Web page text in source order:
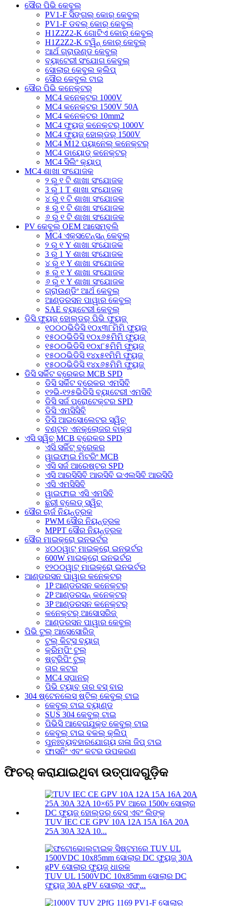
ସୌର ପିଭି କେବୁଲ୍
PV1-F ସିଙ୍ଗଲ୍ କୋର୍ କେବୁଲ୍
PV1-F ଡବଲ୍ କୋର୍ କେବୁଲ୍
H1Z2Z2-K ଗୋଟିଏ କୋର୍ କେବୁଲ୍
H1Z2Z2-K ଟ୍ୱିନ୍ କୋର୍ କେବୁଲ୍
ଆର୍ଥ ଗ୍ରାଉଣ୍ଡ କେବୁଲ୍
ବ୍ୟାଟେରୀ ସଂଯୋଗ କେବୁଲ୍
ସୋଲାର କେବୁଲ କ୍ଲିପ୍
ସୌର କେବୁଲ ଟାଇ
ସୌର ପିଭି କନେକ୍ଟର୍
MC4 କନେକ୍ଟର 1000V
MC4 କନେକ୍ଟର 1500V 50A
MC4 କନେକ୍ଟର 10mm2
MC4 ଫ୍ୟୁଜ୍ କନେକ୍ଟର୍ 1000V
MC4 ଫ୍ୟୁଜ୍ ହୋଲ୍ଡର୍ 1500V
MC4 M12 ପ୍ୟାନେଲ୍ କନେକ୍ଟର୍
MC4 ଡାୟୋଡ୍ କନେକ୍ଟର୍
MC4 ସିଲିଂ କ୍ୟାପ୍
MC4 ଶାଖା ସଂଯୋଜକ
୨ ରୁ ୧ ଟି ଶାଖା ସଂଯୋଜକ
3 ରୁ 1 T ଶାଖା ସଂଯୋଜକ
୪ ରୁ ୧ ଟି ଶାଖା ସଂଯୋଜକ
୫ ରୁ ୧ ଟି ଶାଖା ସଂଯୋଜକ
୬ ରୁ ୧ ଟି ଶାଖା ସଂଯୋଜକ
PV କେବୁଲ୍ OEM ଆସେମ୍ବଲି
MC4 ଏକ୍ସଟେନ୍ସନ୍ କେବୁଲ୍
୨ ରୁ ୧ Y ଶାଖା ସଂଯୋଜକ
3 ରୁ 1 Y ଶାଖା ସଂଯୋଜକ
୪ ରୁ ୧ Y ଶାଖା ସଂଯୋଜକ
୫ ରୁ ୧ Y ଶାଖା ସଂଯୋଜକ
୬ ରୁ ୧ Y ଶାଖା ସଂଯୋଜକ
ଗ୍ରାଉଣ୍ଡିଂ ଆର୍ଥ କେବୁଲ୍
ଆଣ୍ଡରସନ ପାୱାର କେବୁଲ୍
SAE ବ୍ୟାଟେରୀ କେବୁଲ୍
ଡିସି ଫ୍ୟୁଜ୍ ହୋଲ୍ଡର୍ ପିଭି ଫ୍ୟୁଜ୍
୧୦୦୦ଭିଡିସି ୧୦x୩୮ମିମି ଫ୍ୟୁଜ୍
୧୫୦୦ଭିଡିସି ୧୦x୬୫ମିମି ଫ୍ୟୁଜ୍
୧୫୦୦ଭିଡିସି ୧୦x୮୫ମିମି ଫ୍ୟୁଜ୍
୧୫୦୦ଭିଡିସି ୧୪x୫୧ମିମି ଫ୍ୟୁଜ୍
୧୫୦୦ଭିଡିସି ୧୪x୬୫ମିମି ଫ୍ୟୁଜ୍
ଡିସି ସର୍କିଟ ବ୍ରେକର MCB SPD
ଡିସି ସର୍କିଟ ବ୍ରେକର ଏମସିବି
୧୨ଭି-୧୨୫ଭିଡିସି ବ୍ୟାଟେରୀ ଏମସିବି
ଡିସି ସର୍ଜ ପ୍ରୋଟେକ୍ଟର SPD
ଡିସି ଏମସିସିବି
ଡିସି ଆଇସୋଲେଟର ସ୍ୱିଚ୍
ବଣ୍ଟନ ଏନକ୍ଲୋଜର ବାକ୍ସ
ଏସି ସ୍ୱିଚ୍ MCB ବ୍ରେକର SPD
ଏସି ସର୍କିଟ୍ ବ୍ରେକର
ୱାଇଫାଇ ମିଟରିଂ MCB
ଏସି ସର୍ଜ ଆରେଷ୍ଟର SPD
ଏସି ଆରସିସିବି ଆରସିବି ଇଏଲସିବି ଆରସିଡି
ଏସି ଏମସିସିବି
ୱାଇଫାଇ ଏସି ଏମସିବି
ଛୁରୀ ବ୍ଲେଡ୍ ସ୍ୱିଚ୍
ସୌର ଚାର୍ଜ ନିୟନ୍ତ୍ରକ
PWM ସୌର ନିୟନ୍ତ୍ରକ
MPPT ସୌର ନିୟନ୍ତ୍ରକ
ସୌର ମାଇକ୍ରୋ ଇନଭର୍ଟର
୪୦୦ୱାଟ୍ ମାଇକ୍ରୋ ଇନଭର୍ଟର
600W ମାଇକ୍ରୋ ଇନଭର୍ଟର
୧୨୦୦ୱାଟ୍ ମାଇକ୍ରୋ ଇନଭର୍ଟର
ଆଣ୍ଡରସନ ପାୱାର କନେକ୍ଟର୍
1P ଆଣ୍ଡରସନ କନେକ୍ଟର୍
2P ଆଣ୍ଡରସନ୍ କନେକ୍ଟର୍
3P ଆଣ୍ଡରସନ କନେକ୍ଟର୍
କନେକ୍ଟର୍ ଆସୋସରିଜ୍
ଆଣ୍ଡରସନ ପାୱାର କେବୁଲ୍
ପିଭି ଟୁଲ୍ ଆସେସୋରିଜ୍
ଟୁଲ୍ କିଟ୍ସ ବ୍ୟାଗ୍
କ୍ରିମ୍ପିଂ ଟୁଲ୍
ଷ୍ଟ୍ରିପିଂ ଟୁଲ୍
ତାର କଟର
MC4 ସ୍ପାନର୍
ପିଭି ଟ୍ୟାବ୍ ତାର ବସ୍ ବାର
304 ଷ୍ଟେନଲେସ୍ ଷ୍ଟିଲ୍ କେବୁଲ୍ ଟାଇ
କେବୁଲ୍ ଟାଇ ବ୍ୟାଣ୍ଡ
SUS 304 କେବୁଲ୍ ଟାଇ
ପିଭିସି ଆବେଗଯୁକ୍ତ କେବୁଲ୍ ଟାଇ
କେବୁଲ୍ ଟାଇ ବକଲ୍ କ୍ଲିପ୍
ପୁନଃବ୍ୟବହାରଯୋଗ୍ୟ ଗଳା ଜିପ୍ ଟାଇ
ଫାସନିଂ ଏବଂ କଟର ଉପକରଣ
ଫିଚର୍ କରାଯାଇଥିବା ଉତ୍ପାଦଗୁଡ଼ିକ
TUV IEC CE GPV 10A 12A 15A 16A 20A
25A 30A 32A 10...
TUV UL 1500VDC 10x85mm ସୋଲାର DC
ଫ୍ୟୁଜ୍ 30A gPV ସୋଲାର ଏଫ୍...